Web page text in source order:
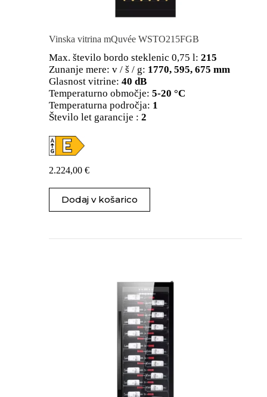
Vinska vitrina mQuvée WSTO215FGB
Max. število bordo steklenic 0,75 l: 215
Zunanje mere: v / š / g: 1770, 595, 675 mm
Glasnost vitrine: 40 dB
Temperaturno območje: 5-20 °C
Temperaturna področja: 1
Število let garancije : 2
2.224,00 €
Dodaj v košarico